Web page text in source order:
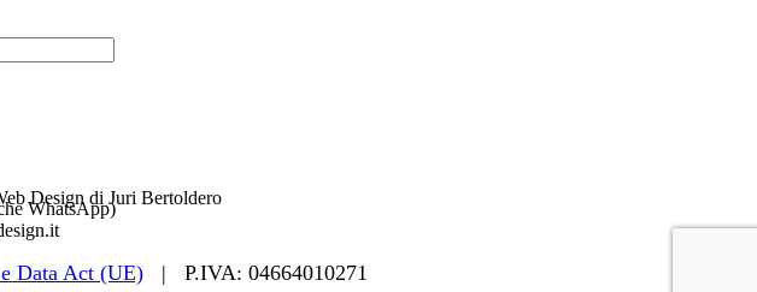
Design di Juri Bertoldero
WhatsApp)
Data Act (UE) | P.IVA: 04664010271